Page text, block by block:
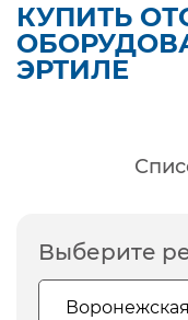
КУПИТЬ
ЭРТИЛЕ
Выберите